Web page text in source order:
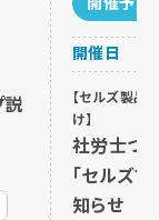
説
開催日
【セルズ製品
け】
社労士つな
「セルズ
知らせ